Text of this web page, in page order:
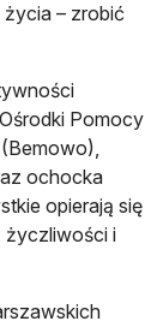
– zrobić
Pomocy
ochocka
opierają się
życzliwości i